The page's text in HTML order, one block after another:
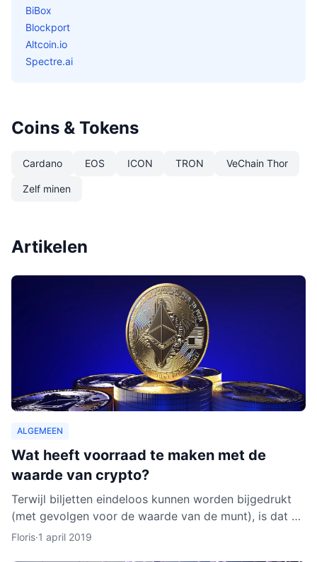
BiBox
Blockport
Altcoin.io
Spectre.ai
Coins & Tokens
Cardano EOS ICON TRON VeChain Thor
Zelf minen
Artikelen
ALGEMEEN
Wat heeft voorraad te maken met de
waarde van crypto?
Terwijl biljetten eindeloos kunnen worden bijgedrukt
(met gevolgen voor de waarde van de munt), is dat bij
cryptocurrencies anders. Hoe werkt dit nu eigenlijk p
Floris·1 april 2019